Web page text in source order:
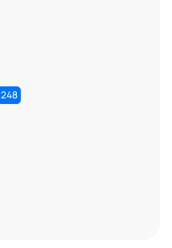
248